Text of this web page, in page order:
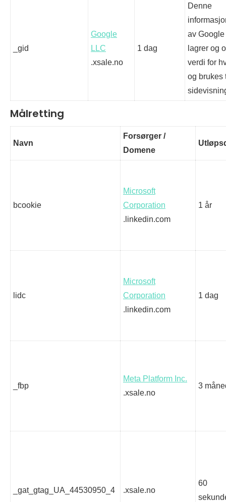
_gid
Google
LLC
.xsale.no
1 dag
Denne
av
lagrer og
verdi for
og brukes
Målretting
Navn
Forsørger /
Domene
bcookie
Microsoft
Corporation
.linkedin.com
1 år
lidc
Microsoft
Corporation
.linkedin.com
1 dag
_fbp
Meta Platform Inc.
.xsale.no
3
_gat_gtag_UA_44530950_4 .xsale.no
60